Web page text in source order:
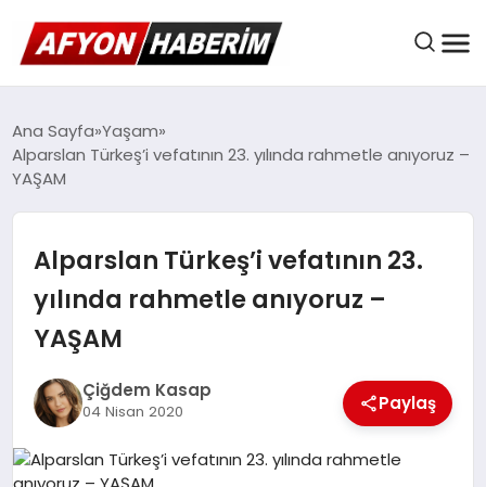
AFYON HABER
GÜNDEM
BELEDIYELER
DÜNYA
Ana Sayfa Yaşam
Alparslan Türkeş’i vefatının 23. yılında rahmetle anıyoruz –
YAŞAM
Alparslan Türkeş’i vefatının 23.
yılında rahmetle anıyoruz –
YAŞAM
Çiğdem Kasap
04 Nisan 2020 Paylaş